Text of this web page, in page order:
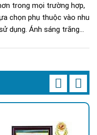
trong mọi trường hợp,
chọn phụ thuộc vào nhu
dụng. Ánh sáng trắng...